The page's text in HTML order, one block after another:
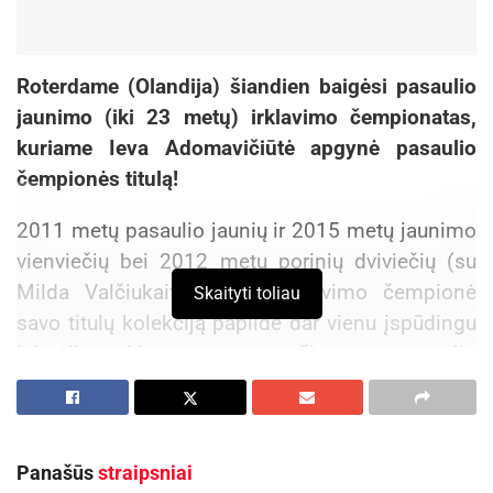
Roterdame (Olandija) šiandien baigėsi pasaulio
jaunimo (iki 23 metų) irklavimo čempionatas,
kuriame Ieva Adomavičiūtė apgynė pasaulio
čempionės titulą!
2011 metų pasaulio jaunių ir 2015 metų jaunimo
vienviečių bei 2012 metų porinių dviviečių (su
Milda Valčiukaite) jaunių irklavimo čempionė
savo titulų kolekciją papildė dar vienu įspūdingu
laimėjimu. Lietuvos atstovė šių metų pasaulio
čempionato finale distanciją įveikė per 8 min.
20,49 sek. ir vicečempione tapusią švedę Lovisą
Skaityti toliau
Panašūsstraipsniai